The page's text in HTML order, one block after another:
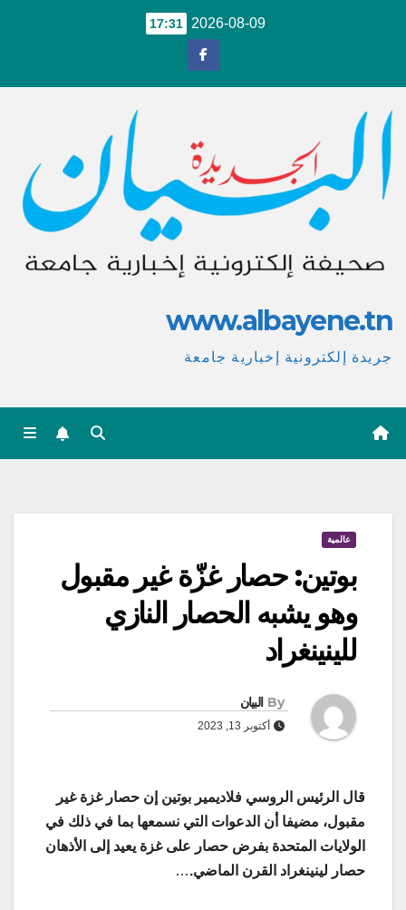
2026-08-09
17:31
www.albayene.tn
جريدة إلكترونية إخبارية جامعة
عالمية
بوتين: حصار غزّة غير مقبول
وهو يشبه الحصار النازي
للينينغراد
By البيان
أكتوبر 13, 2023
قال الرئيس الروسي فلاديمير بوتين إن حصار غزة غير
مقبول، مضيفا أن الدعوات التي نسمعها بما في ذلك في
الولايات المتحدة بفرض حصار على غزة يعيد إلى الأذهان
حصار لينينغراد القرن الماضي.…